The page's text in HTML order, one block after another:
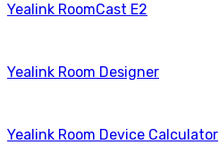
Yealink RoomCast E2
Yealink Room Designer
Yealink Room Device Calculator